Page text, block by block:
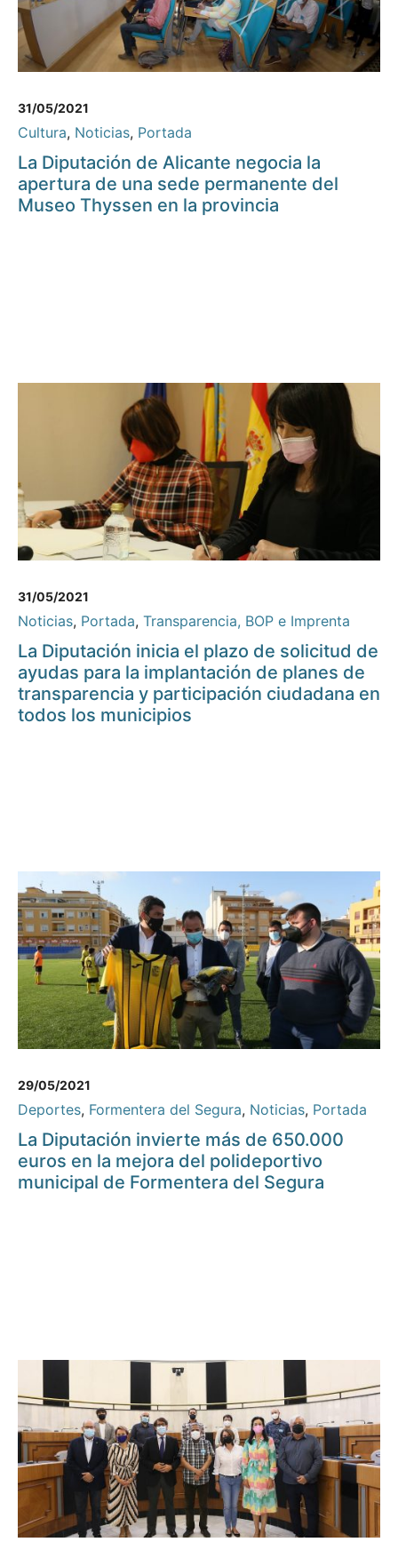
31/05/2021
Cultura, Noticias, Portada
La Diputación de Alicante negocia la
apertura de una sede permanente del
Museo Thyssen en la provincia
31/05/2021
Noticias, Portada, Transparencia, BOP e Imprenta
La Diputación inicia el plazo de solicitud de
ayudas para la implantación de planes de
transparencia y participación ciudadana en
todos los municipios
29/05/2021
Deportes, Formentera del Segura, Noticias, Portada
La Diputación invierte más de 650.000
euros en la mejora del polideportivo
municipal de Formentera del Segura